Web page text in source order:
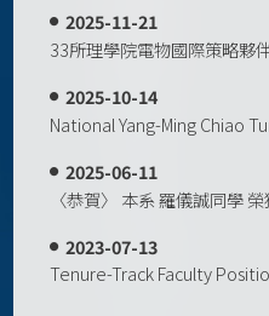
2025-11-21
33所理學院電物國際策略夥
2025-10-14
2025-06-11
2023-07-13